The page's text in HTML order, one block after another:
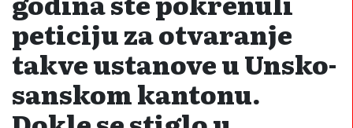
peticiju za otvaranje
takve ustanove u Unsko-
sanskom kantonu.